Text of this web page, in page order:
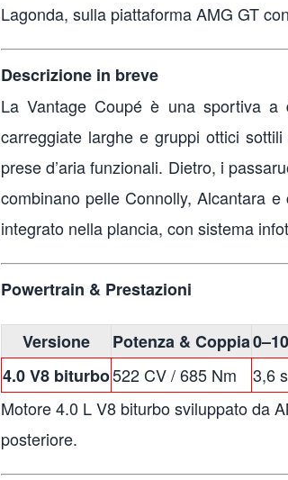
Lagonda, sulla piattaforma AMG GT
Descrizione in breve
La Vantage Coupé è una sportiva a
carreggiate larghe e gruppi ottici
prese d’aria funzionali. Dietro, i
combinano pelle Connolly, Alcantara
integrato nella plancia, con sistema
Powertrain & Prestazioni
Versione Potenza & Coppia
4.0 V8 biturbo522 CV / 685 Nm 3,6 s
Motore 4.0 L V8 biturbo sviluppato da
posteriore.